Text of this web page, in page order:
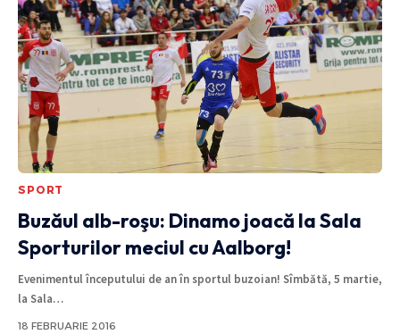
SPORT
Buzăul alb-roşu: Dinamo joacă la Sala
Sporturilor meciul cu Aalborg!
Evenimentul începutului de an în sportul buzoian! Sîmbătă, 5 martie,
la Sala…
18 FEBRUARIE 2016